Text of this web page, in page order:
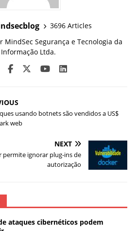
3696 Articles
MindSec Segurança e Tecnologia da
Informação Ltda.
usando botnets são vendidos a US$
web
NEXT
permite ignorar plug-ins de
autorização
ataques cibernéticos podem